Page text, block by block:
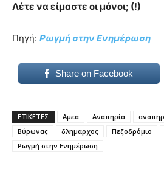
Λέτε να είμαστε οι μόνοι; (!)
Πηγή: Ρωγμή στην Ενημέρωση
Share on Facebook
ΕΤΙΚΕΤΕΣ Αμεα Αναπηρία
Βύρωνας
δλημαρχος Πεζοδρόμιο
Ρωγμή στην Eνημέρωση